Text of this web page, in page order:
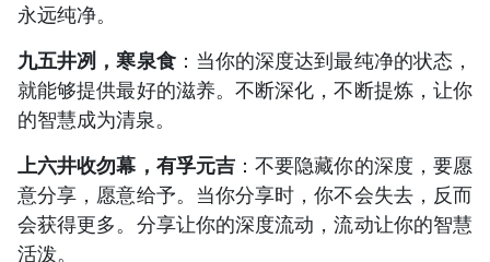
永远纯净。
九五井冽，寒泉食：当你的深度达到最纯净的状态，
就能够提供最好的滋养。不断深化，不断提炼，让你
的智慧成为清泉。
上六井收勿幕，有孚元吉 ：不要隐藏你的深度，要愿
意分享，愿意给予。当你分享时，你不会失去，反而
会获得更多。分享让你的深度流动，流动让你的智慧
活泼。